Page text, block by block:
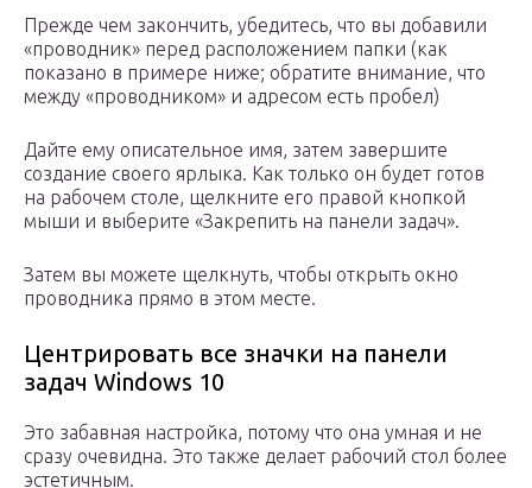
Прежде чем закончить, убедитесь, что вы добавили
«проводник» перед расположением папки (как
показано в примере ниже; обратите внимание, что
между «проводником» и адресом есть пробел)
Дайте ему описательное имя, затем завершите
создание своего ярлыка. Как только он будет готов
на рабочем столе, щелкните его правой кнопкой
мыши и выберите «Закрепить на панели задач».
Затем вы можете щелкнуть, чтобы открыть окно
проводника прямо в этом месте.
Центрировать все значки на панели
задач Windows 10
Это забавная настройка, потому что она умная и не
сразу очевидна. Это также делает рабочий стол более
эстетичным.